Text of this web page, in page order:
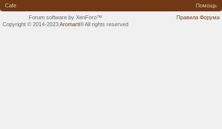
Cafe
Помощь
Правила Форума
Forum software by XenForo™
Copyright © 2014-2023Aromarti®All rights reserved